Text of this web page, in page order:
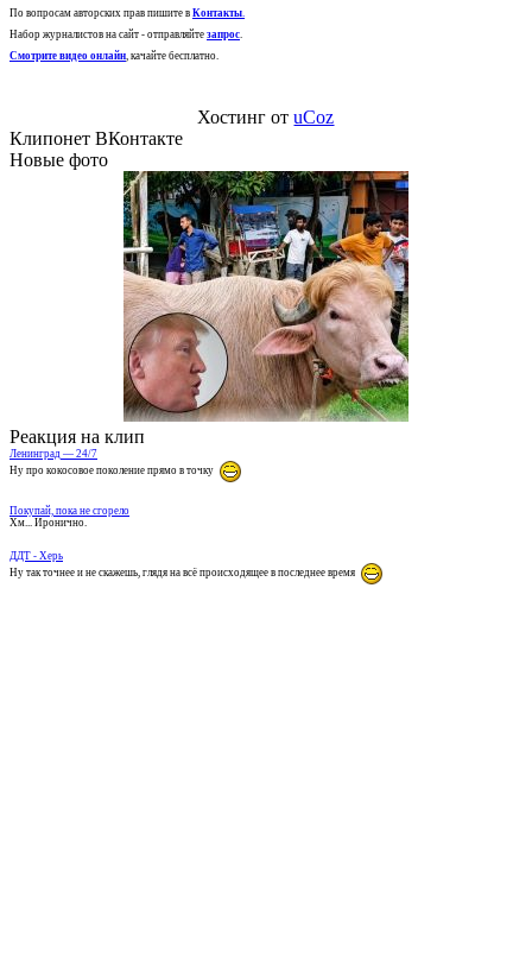
По вопросам авторских прав пишите в Контакты.
Набор журналистов на сайт - отправляйте запрос.
Смотрите видео онлайн, качайте бесплатно.
Хостинг отuCoz
Клипонет ВКонтакте
Новые фото
Реакция на клип
Ленинград — 24/7
Ну про кокосовое поколение прямо в точку
Покупай, пока не сгорело
Хм... Иронично.
ДДТ - Херь
Ну так точнее и не скажешь, глядя на всё происходящее в последнее время